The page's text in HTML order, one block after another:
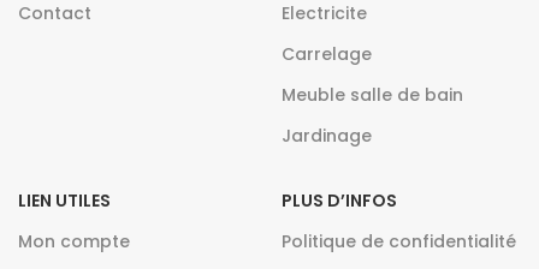
Contact
Electricite
Carrelage
Meuble salle de bain
Jardinage
LIEN UTILES
Mon compte
PLUS D’INFOS
Politique de confidentialité